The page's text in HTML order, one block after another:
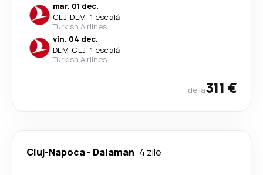
mar. 01 dec.
CLJ-DLM· 1 escală
Turkish Airlines
vin. 04 dec.
DLM-CLJ· 1 escală
Turkish Airlines
de la311 €
Cluj-Napoca- Dalaman 4 zile